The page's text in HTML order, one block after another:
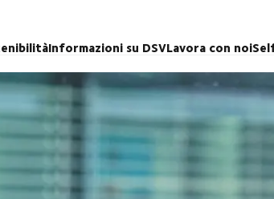
Informazioni su DSVLavora con noi